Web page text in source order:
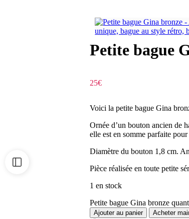
Petite bague
25€
Voici la petite bague Gina
Ornée d’un bouton ancien de
elle est en somme parfaite
Diamètre du bouton 1,8 cm.
Pièce réalisée en toute petite
1 en stock
Petite bague Gina bronze
Ajouter au panier Acheter